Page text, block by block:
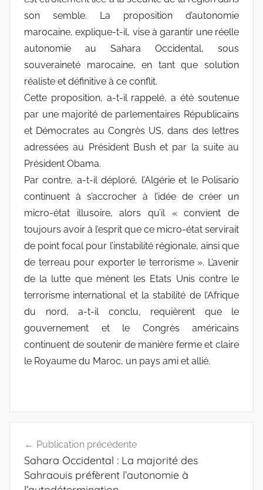
son semble. La proposition d’autonomie
marocaine, explique-t-il, vise à garantir une réelle
autonomie au Sahara Occidental, sous
souveraineté marocaine, en tant que solution
réaliste et définitive à ce conflit.
Cette proposition, a-t-il rappelé, a été soutenue
par une majorité de parlementaires Républicains
et Démocrates au Congrès US, dans des lettres
adressées au Président Bush et par la suite au
Président Obama.
Par contre, a-t-il déploré, l’Algérie et le Polisario
continuent à s’accrocher à l’idée de créer un
micro-état illusoire, alors qu’il « convient de
toujours avoir à l’esprit que ce micro-état servirait
de point focal pour l’instabilité régionale, ainsi que
de terreau pour exporter le terrorisme ». L’avenir
de la lutte que mènent les Etats Unis contre le
terrorisme international et la stabilité de l’Afrique
du nord, a-t-il conclu, requièrent que le
gouvernement et le Congrès américains
continuent de soutenir de manière ferme et claire
le Royaume du Maroc, un pays ami et allié.
de
l’article
Publication précédente
Sahara Occidental : La majorité des
Sahraouis préfèrent l’autonomie à